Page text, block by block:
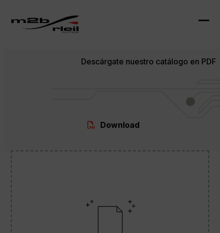
content
Descárgate nuestro catálogo en PDF
Download